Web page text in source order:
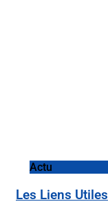
Actu
Les Liens Utiles